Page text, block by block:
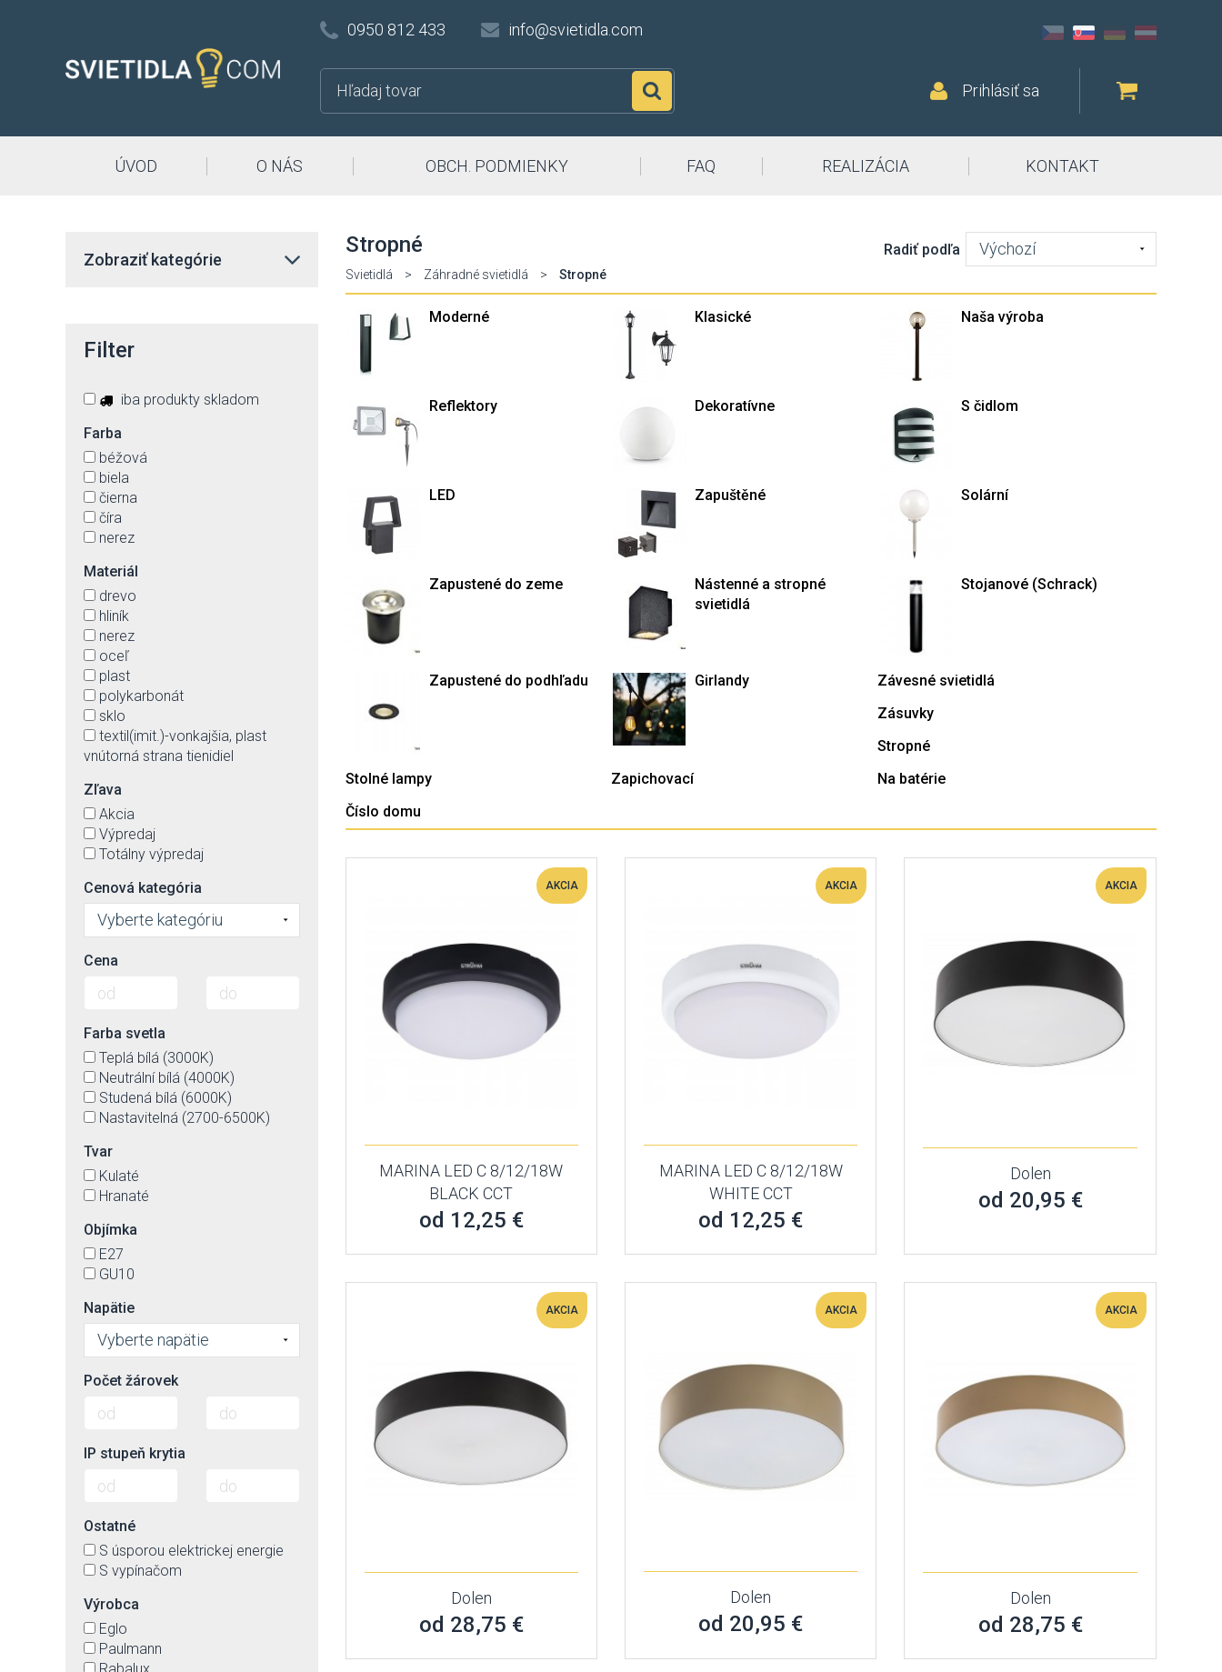
0950 812 433 info@svietidla.com
Prihlásiť sa
ÚVOD O NÁS OBCH. PODMIENKY FAQ REALIZÁCIA KONTAKT
Stropné
Svietidlá > Záhradné svietidlá > Stropné
Radiť podľa Výchozí
Moderné Klasické Naša výroba
Reflektory Dekoratívne S čidlom
LED Zapuštěné Solární
Zapustené do zeme
Nástenné a stropné
svietidlá
Stojanové (Schrack)
Zapustené do podhľadu Girlandy
Závesné svietidlá
Zásuvky
Stropné
Stolné lampy
Zapichovací
Na batérie
Číslo domu
AKCIA
MARINA LED C 8/12/18W
BLACK CCT
od 12,25 €
AKCIA
MARINA LED C 8/12/18W
WHITE CCT
od 12,25 €
AKCIA
Dolen
od 20,95 €
AKCIA
Dolen
od 28,75 €
AKCIA
Dolen
od 20,95 €
AKCIA
Dolen
od 28,75 €
Zobraziť kategórie
Filter
iba produkty skladom
Farba
béžová
biela
čierna
číra
nerez
Materiál
drevo
hliník
nerez
oceľ
plast
polykarbonát
sklo
textil(imit.)-vonkajšia, plast
vnútorná strana tienidiel
Zľava
Akcia
Výpredaj
Totálny výpredaj
Cenová kategória
Vyberte kategóriu
Cena
Farba svetla
Teplá bílá (3000K)
Neutrální bílá (4000K)
Studená bílá (6000K)
Nastavitelná (2700-6500K)
Tvar
Kulaté
Hranaté
Objímka
E27
GU10
Napätie
Vyberte napätie
Počet žárovek
IP stupeň krytia
Ostatné
S úsporou elektrickej energie
S vypínačom
Výrobca
Eglo
Paulmann